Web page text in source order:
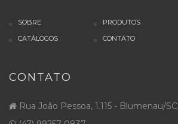
SOBRE
PRODUTOS
CATÁLOGOS
CONTATO
CONTATO
Rua João Pessoa, 1.115 - Blumenau/SC